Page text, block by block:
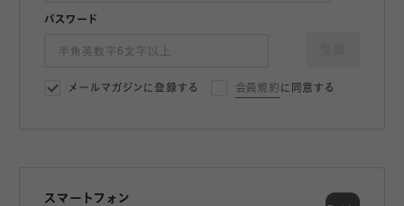
パスワード
メールマガジンに登録する 会員規約 に同意する
スマートフォン